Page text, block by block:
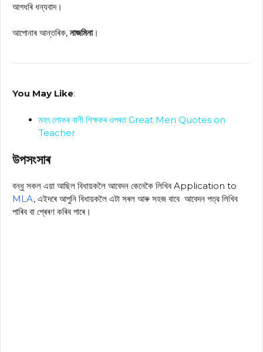
আগধৰি ধন্যবাদ।
আপোনাৰ আন্তৰিক, নাজমিনা।
You May Like:
মহৎ লোকৰ বাণী শিক্ষকৰ ওপৰত Great Men Quotes on
Teacher
উপসংসাৰ
বন্ধু সকল এয়া আছিল বিধায়কলৈ আবেদন কেনেকৈ লিখিব Application to
MLA, এইদৰে আপুনি বিধায়কলৈ এটা সৰল আৰু সহজ বাবে আবেদন পত্র লিখিব
পাৰিব বা প্ৰেৰণ কৰিব পাৰে।